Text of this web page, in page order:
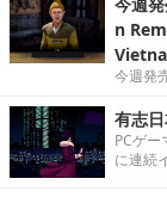
n
今週発
有志
PCゲ
に連続